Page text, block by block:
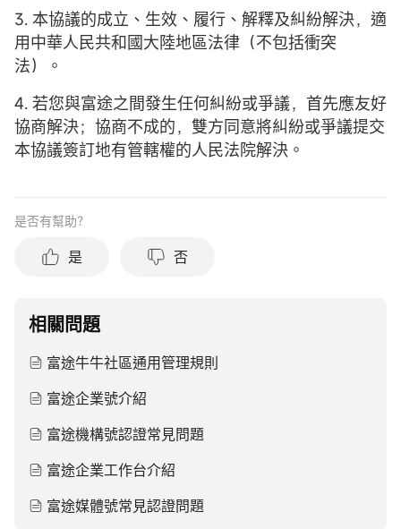
3. 本協議的成立、生效、履行、解釋及糾紛解決，適
用中華人民共和國大陸地區法律（不包括衝突
法）。
4. 若您與富途之間發生任何糾紛或爭議，首先應友好
協商解決；協商不成的，雙方同意將糾紛或爭議提交
本協議簽訂地有管轄權的人民法院解決。
是否有幫助？
是 否
相關問題
富途牛牛社區通用管理規則
富途企業號介紹
富途機構號認證常見問題
富途企業工作台介紹
富途媒體號常見認證問題